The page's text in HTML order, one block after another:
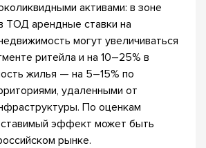
активами: в зоне
ТОД арендные ставки на
могут увеличиваться
ритейла и на 10–25% в
жилья — на 5–15% по
удаленными от
По оценкам
эффект может быть
рынке.